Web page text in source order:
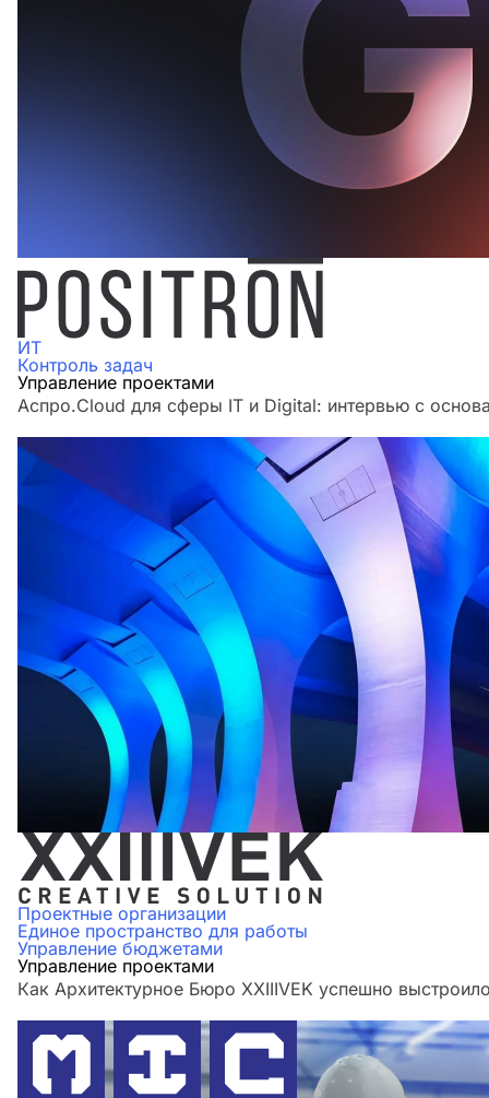
ИТ
Контроль задач
Управление проектами
Аспро.Cloud для сферы IT и Digital: интервью с
Проектные организации
Единое пространство для работы
Управление бюджетами
Управление проектами
Как Архитектурное Бюро XXIIIVEK успешно